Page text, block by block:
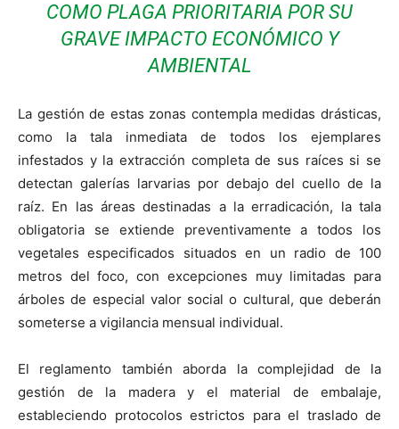
COMO PLAGA PRIORITARIA POR SU
GRAVE IMPACTO ECONÓMICO Y
AMBIENTAL
La gestión de estas zonas contempla medidas drásticas,
como la tala inmediata de todos los ejemplares
infestados y la extracción completa de sus raíces si se
detectan galerías larvarias por debajo del cuello de la
raíz. En las áreas destinadas a la erradicación, la tala
obligatoria se extiende preventivamente a todos los
vegetales especificados situados en un radio de 100
metros del foco, con excepciones muy limitadas para
árboles de especial valor social o cultural, que deberán
someterse a vigilancia mensual individual.
El reglamento también aborda la complejidad de la
gestión de la madera y el material de embalaje,
estableciendo protocolos estrictos para el traslado de